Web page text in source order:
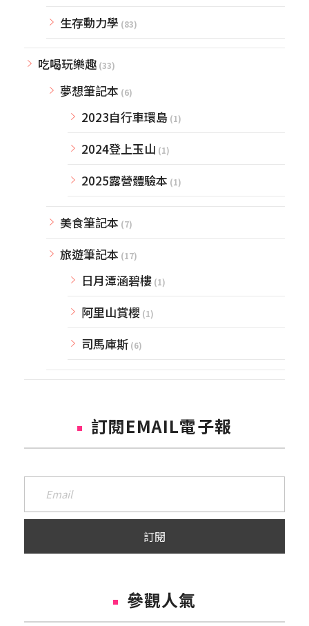
生存動力學 (83)
吃喝玩樂趣 (33)
夢想筆記本 (6)
2023自行車環島 (1)
2024登上玉山 (1)
2025露營體驗本 (1)
美食筆記本 (7)
旅遊筆記本 (17)
日月潭涵碧樓 (1)
阿里山賞櫻 (1)
司馬庫斯 (6)
訂閱EMAIL電子報
參觀人氣